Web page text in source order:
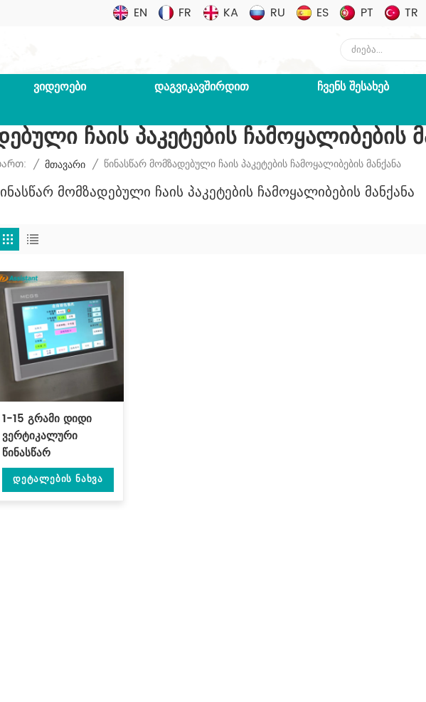
EN FR KA RU ES PT TR
ᲕᲘᲓᲔᲝᲔᲑᲘ ᲓᲐᲒᲕᲘᲙᲐᲕᲨᲘᲠᲓᲘᲗ
ᲩᲕᲔᲜᲡ ᲨᲔᲡᲐᲮᲔᲑ
Ჩაის Პაკეტების Ჩამოყალიბების
/ Მთავარი / Წინასწარ Მომზადებული Ჩაის Პაკეტების Ჩამოყალიბების Მანქანა
Მომზადებული Ჩაის Პაკეტების Ჩამოყალიბების Მანქანა
1-15 გრამი დიდი
ვერტიკალური
წინასწარ
მომზადებული ჩაის
პაკეტების
Დეტალების Ნახვა